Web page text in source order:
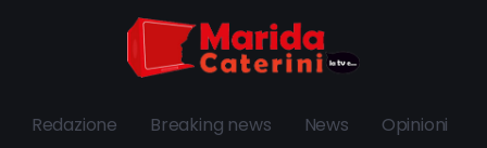
Redazione Breaking news News Opinioni